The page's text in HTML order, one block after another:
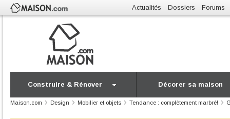
Actualités Dossiers Forums
Construire & Rénover Décorer sa maison
Maison.com Design Mobilier et objets Tendance : complètement marbré!